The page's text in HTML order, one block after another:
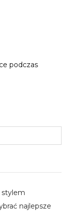
podczas
stylem
najlepsze